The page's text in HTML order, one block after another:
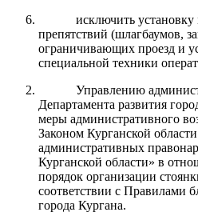
исключить
препятствий (шлагбаумов,
ограничивающих проезд и
специальной техники
Управлению
Департамента развития
меры административного
Законом Курганской
административных
Курганской области» в
порядок организации
соответствии с Правилами
города Кургана.